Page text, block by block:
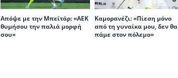
Απόψε με την Μπεϊτάρ: «ΑΕΚ
θυμήσου την παλιά μορφή
σου»
Καμορανέζι: «Πίεση μόνο
από τη γυναίκα μου, δεν θα
πάμε στον πόλεμο»